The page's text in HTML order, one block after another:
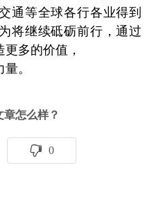
通等全球各行各业得到
将继续砥砺前行，通过
多的价值，
。
怎么样？
0